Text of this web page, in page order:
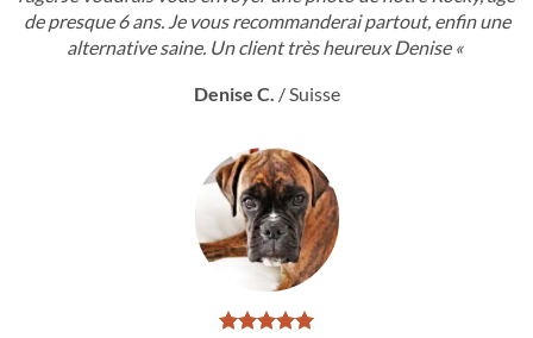
de presque 6 ans. Je vous recommanderai partout, enfin une
alternative saine. Un client très heureux Denise «
Denise C. / Suisse